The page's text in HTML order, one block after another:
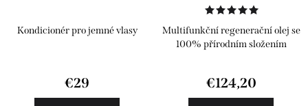
Kondicionér pro jemné vlasy
€29
Multifunkční regenerační olej se
100% přírodním složením
€124,20